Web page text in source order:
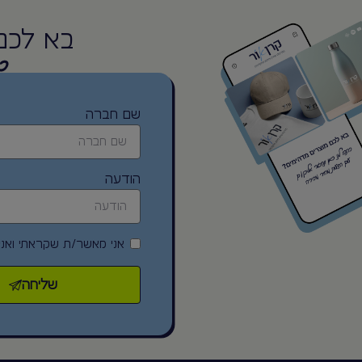
בא
שם חברה
הודעה
אני מאשר/ת שקראתי
שליחה